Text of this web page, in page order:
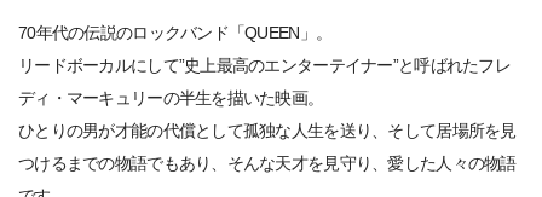
70年代の伝説のロックバンド「QUEEN」。
リードボーカルにして”史上最高のエンターテイナー”と呼ばれたフレ
ディ・マーキュリーの半生を描いた映画。
ひとりの男が才能の代償として孤独な人生を送り、そして居場所を見
つけるまでの物語でもあり、そんな天才を見守り、愛した人々の物語